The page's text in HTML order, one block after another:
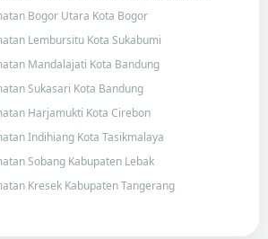
Bogor Utara Kota Bogor
Lembursitu Kota Sukabumi
Mandalajati Kota Bandung
Sukasari Kota Bandung
Harjamukti Kota Cirebon
Indihiang Kota Tasikmalaya
Sobang Kabupaten Lebak
Kresek Kabupaten Tangerang